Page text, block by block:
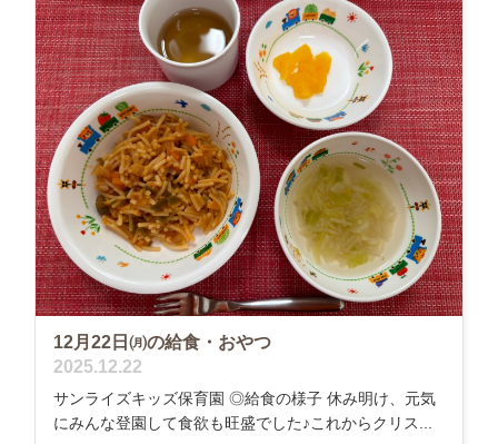
12月22日㈪の給食・おやつ
2025.12.22
サンライズキッズ保育園 ◎給食の様子 休み明け、元気
にみんな登園して食欲も旺盛でした♪これからクリス...